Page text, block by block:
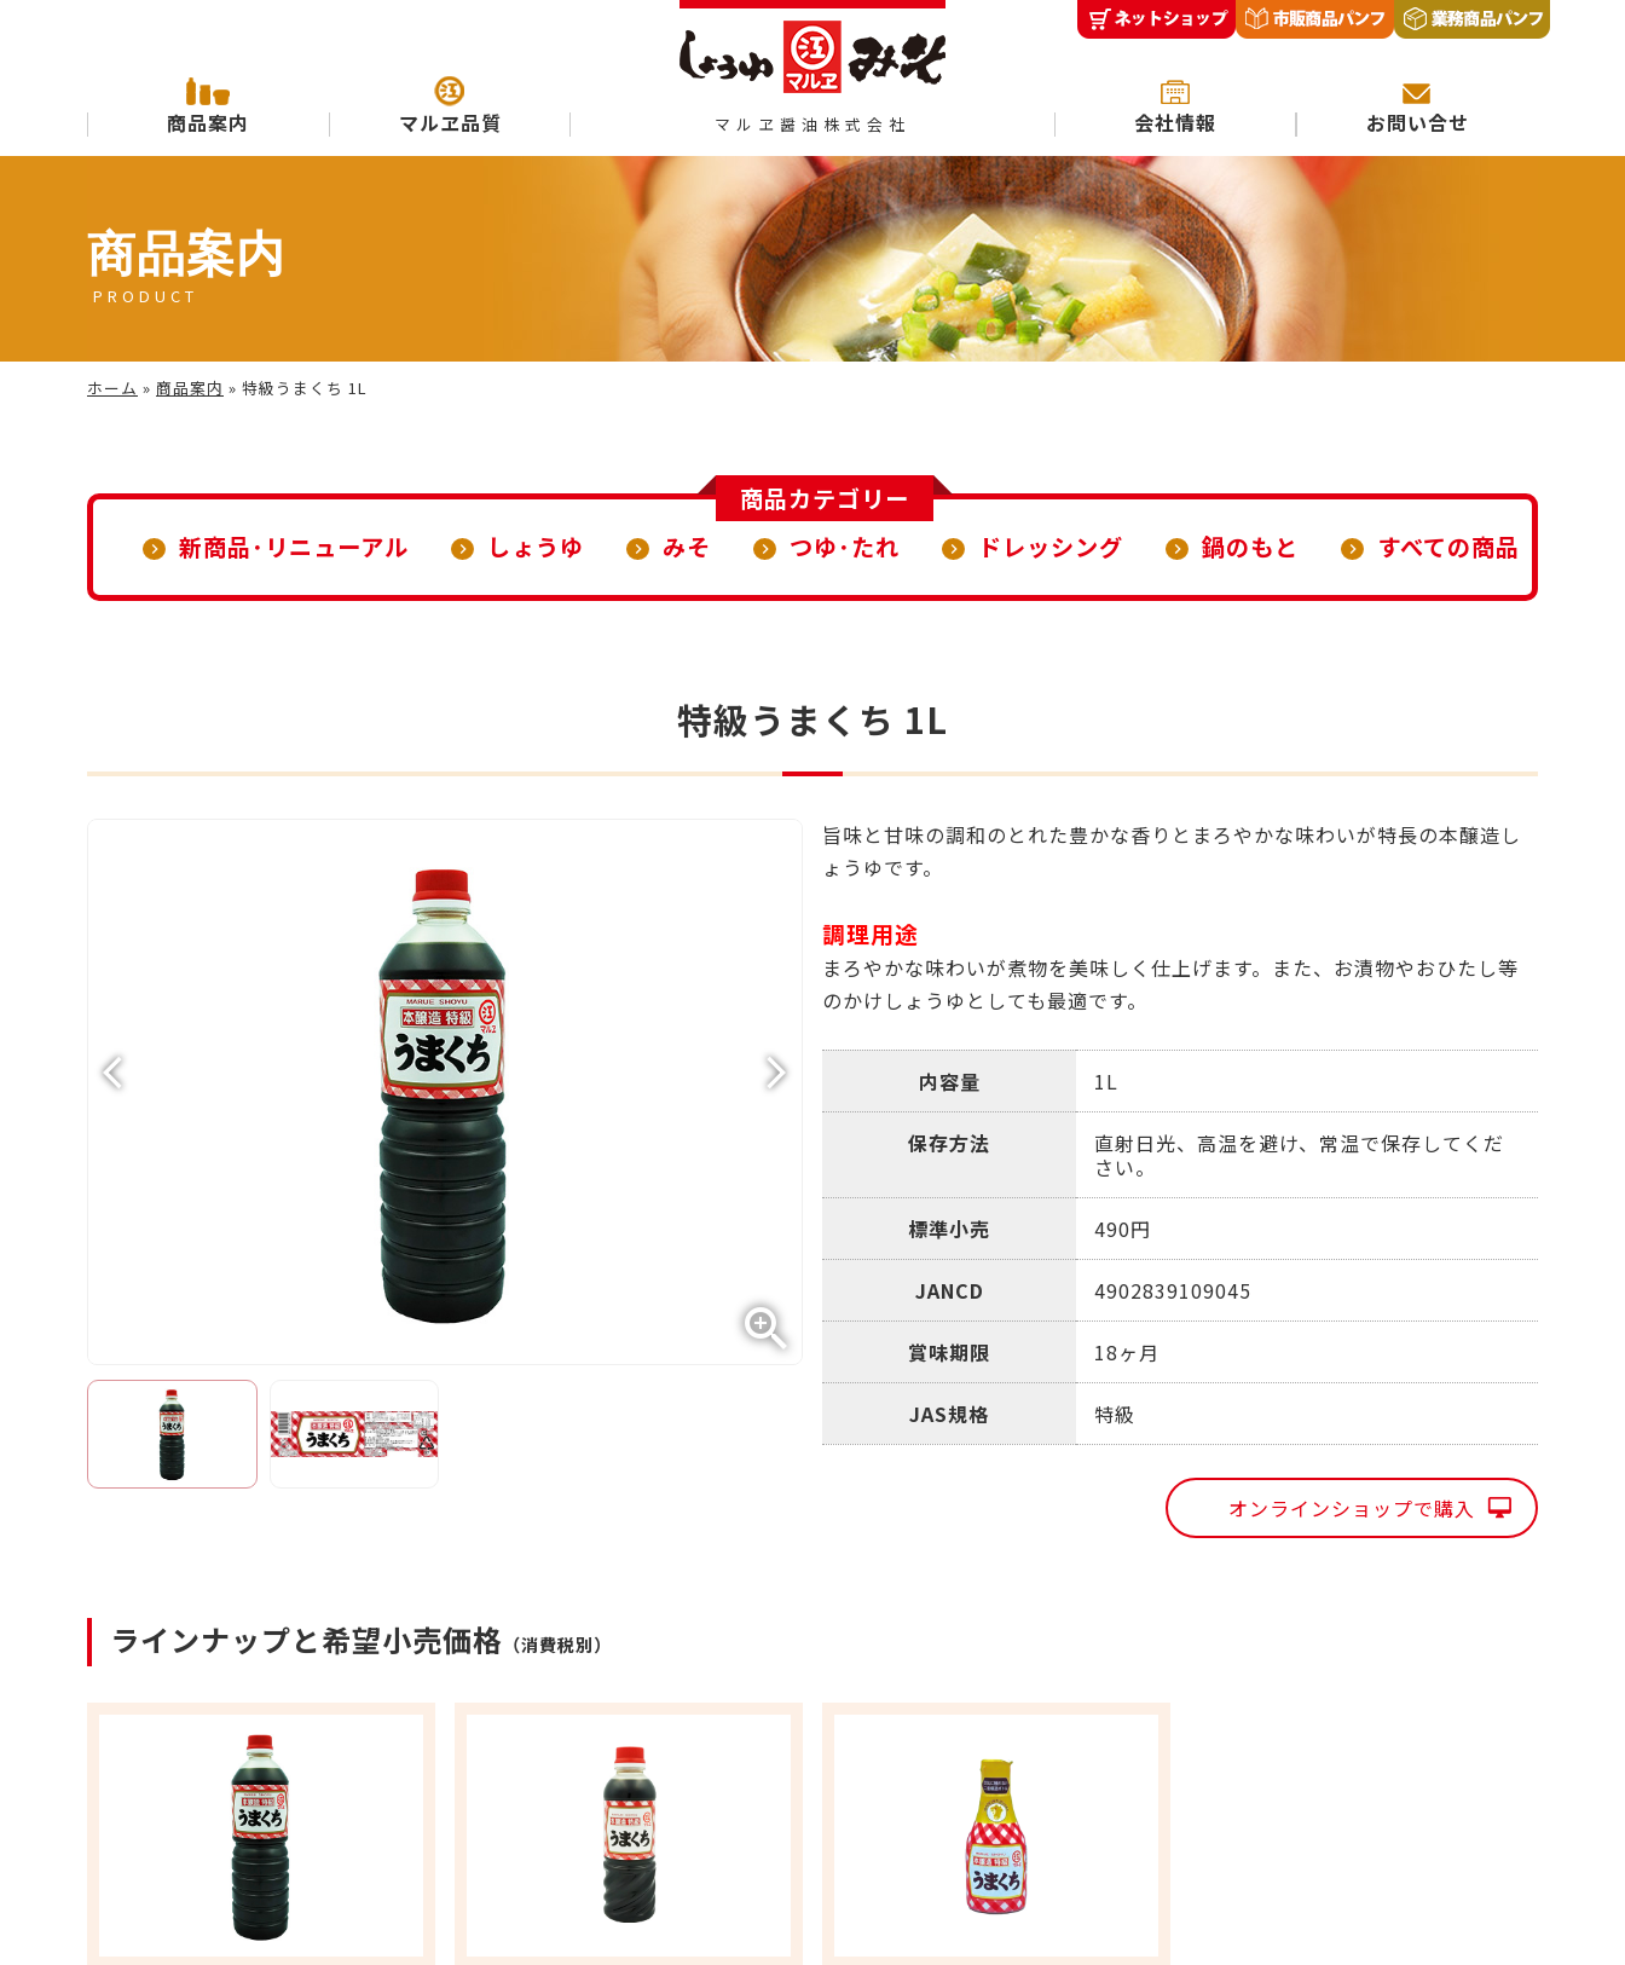
商品案内 マルヱ品質 マルヱ醤油株式会社 会社情報 お問い合せ
商品案内
PRODUCT
ホーム » 商品案内 » 特級うまくち 1L
商品カテゴリー
新商品･リニューアル
しょうゆ みそ つゆ･たれ ドレッシング 鍋のもと すべての商品
特級うまくち 1L
旨味と甘味の調和のとれた豊かな香りとまろやかな味わいが特長の本醸造し
ょうゆです。
調理用途
まろやかな味わいが煮物を美味しく仕上げます。また、お漬物やおひたし等
のかけしょうゆとしても最適です。
内容量 1L
保存方法
直射日光、高温を避け、常温で保存してくだ
さい。
標準小売 490円
JANCD 4902839109045
賞味期限 18ヶ月
JAS規格 特級
オンラインショップで購入
ラインナップと希望小売価格 （消費税別）